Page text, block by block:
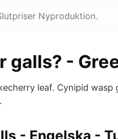
Nyproduktion.
galls? -
leaf. Cynipid
- Engelska -